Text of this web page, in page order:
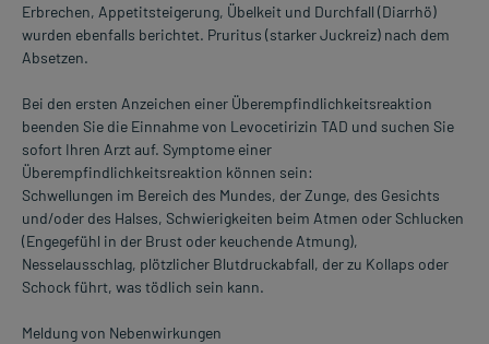
Erbrechen, Appetitsteigerung, Übelkeit und Durchfall (Diarrhö)
wurden ebenfalls berichtet. Pruritus (starker Juckreiz) nach dem
Absetzen.
Bei den ersten Anzeichen einer Überempfindlichkeitsreaktion
beenden Sie die Einnahme von Levocetirizin TAD und suchen Sie
sofort Ihren Arzt auf. Symptome einer
Überempfindlichkeitsreaktion können sein:
Schwellungen im Bereich des Mundes, der Zunge, des Gesichts
und/oder des Halses, Schwierigkeiten beim Atmen oder Schlucken
(Engegefühl in der Brust oder keuchende Atmung),
Nesselausschlag, plötzlicher Blutdruckabfall, der zu Kollaps oder
Schock führt, was tödlich sein kann.
Meldung von Nebenwirkungen